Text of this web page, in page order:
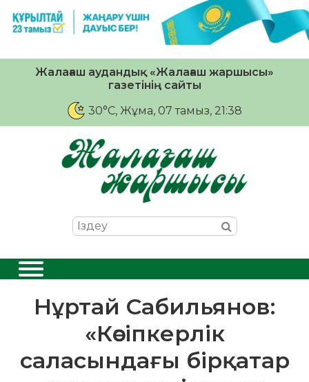
Жалағаш аудандық «Жалағаш жаршысы»
газетінің сайты
30°C, Жұма, 07 тамыз, 21:38
Нұртай Сабильянов:
«Кәсіпкерлік
саласындағы бірқатар